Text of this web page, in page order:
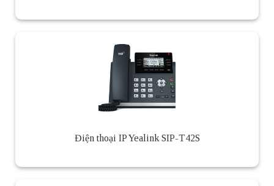
Điện thoại IP Yealink SIP-T42S